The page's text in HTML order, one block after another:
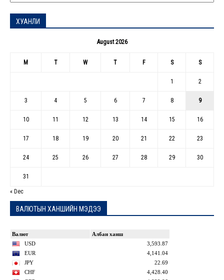
ХУАНЛИ
August 2026
M T W T F S S
1 2
3 4 5 6 7 8 9
10 11 12 13 14 15 16
17 18 19 20 21 22 23
24 25 26 27 28 29 30
31
« Dec
ВАЛЮТЫН ХАНШИЙН МЭДЭЭ